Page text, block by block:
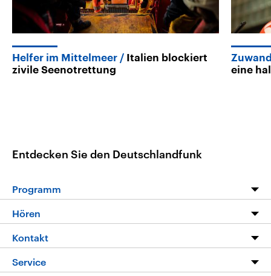
Helfer im Mittelmeer
Italien blockiert
zivile Seenotrettung
eine
Entdecken Sie den Deutschlandfunk
Programm
Programm
Die Nachrichten
Nachrichtenleicht
Hören
Livestream
Podcasts
Kontakt
Hörerservice
Service